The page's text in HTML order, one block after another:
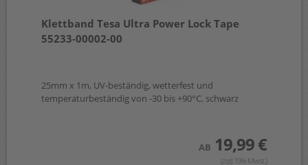
Klettband Tesa Ultra Power Lock Tape
55233-00002-00
25mm x 1m, UV-beständig, wetterfest und
temperaturbeständig von -30 bis +90°C, schwarz
AB 19,99 €
(zzgl.19% Mwst.)